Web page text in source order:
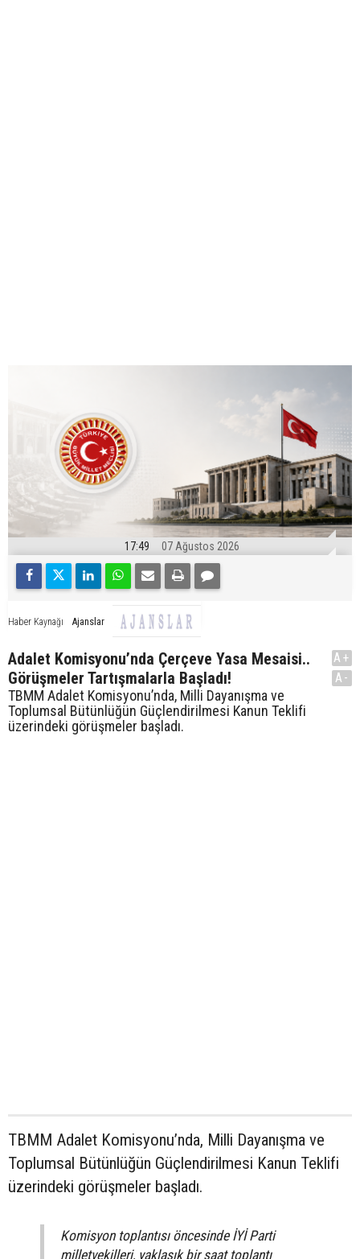
17:49 07 Ağustos 2026
Haber Kaynağı Ajanslar
Adalet Komisyonu’nda Çerçeve Yasa Mesaisi..
Görüşmeler Tartışmalarla Başladı!
TBMM Adalet Komisyonu’nda, Milli Dayanışma ve
Toplumsal Bütünlüğün Güçlendirilmesi Kanun Teklifi
üzerindeki görüşmeler başladı.
A+
A-
TBMM Adalet Komisyonu’nda, Milli Dayanışma ve
Toplumsal Bütünlüğün Güçlendirilmesi Kanun Teklifi
üzerindeki görüşmeler başladı.
Komisyon toplantısı öncesinde İYİ Parti
milletvekilleri, yaklaşık bir saat toplantı